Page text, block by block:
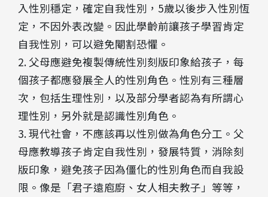
入性別穩定，確定自我性別，5歲以後步入性別恆
定，不因外表改變。因此學齡前讓孩子學習肯定
自我性別，可以避免閹割恐懼。
2. 父母應避免複製傳統性別刻版印象給孩子，每
個孩子都應發展全人的性別角色。性別有三種層
次，包括生理性別，以及部分學者認為有所謂心
理性別，另外就是認識性別角色。
3. 現代社會，不應該再以性別做為角色分工。父
母應教導孩子肯定自我性別，發展特質，消除刻
版印象，避免孩子因為僵化的性別角色而自我設
限。像是「君子遠庖廚、女人相夫教子」等等，